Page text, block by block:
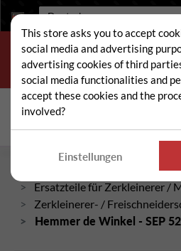
Sprache:
Suche
Ersatzteile für Zerkleinerer /
Zerkleinerer- /
Hemmer de Winkel - SEP 52
This store asks you to accept
social media and advertising
advertising cookies of third
social media functionalities and
accept these cookies and the
involved?
Einstellungen